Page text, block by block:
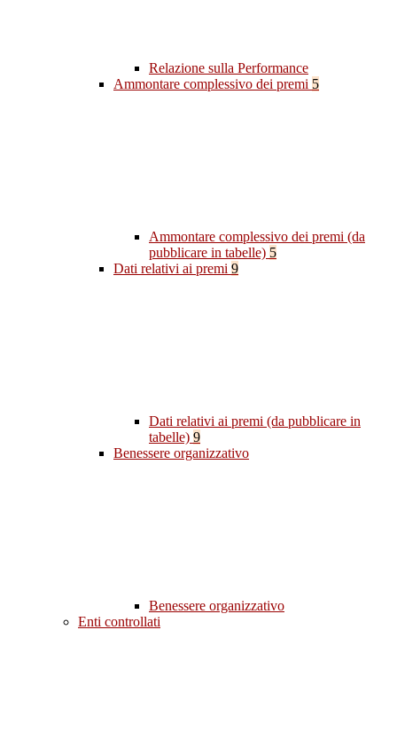
Relazione sulla Performance
Ammontare complessivo dei premi 5
Ammontare complessivo dei premi (da
pubblicare in tabelle) 5
Dati relativi ai premi 9
Dati relativi ai premi (da pubblicare in
tabelle) 9
Benessere organizzativo
Benessere organizzativo
Enti controllati